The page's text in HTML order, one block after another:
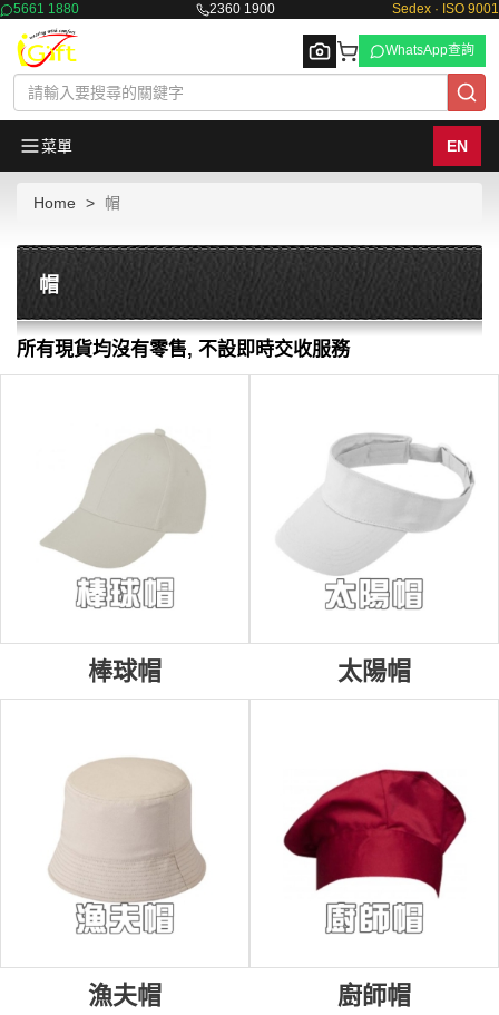
5661 1880 2360 1900 Sedex · ISO 9001
WhatsApp查詢
菜單 EN
Home 帽
帽
所有現貨均沒有零售, 不設即時交收服務
棒球帽 太陽帽
漁夫帽 廚師帽